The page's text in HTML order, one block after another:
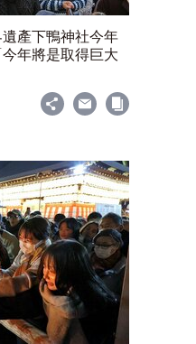
產下鴨神社今年
年將是取得巨大